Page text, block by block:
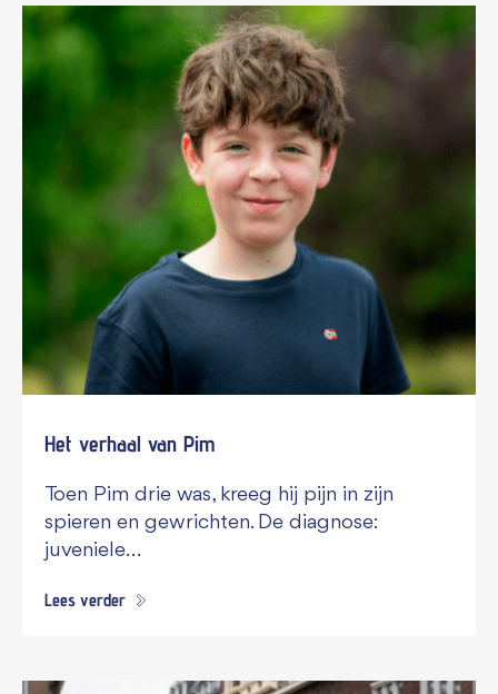
Het verhaal van Pim
Toen Pim drie was, kreeg hij pijn in zijn
spieren en gewrichten. De diagnose:
juveniele…
Lees verder